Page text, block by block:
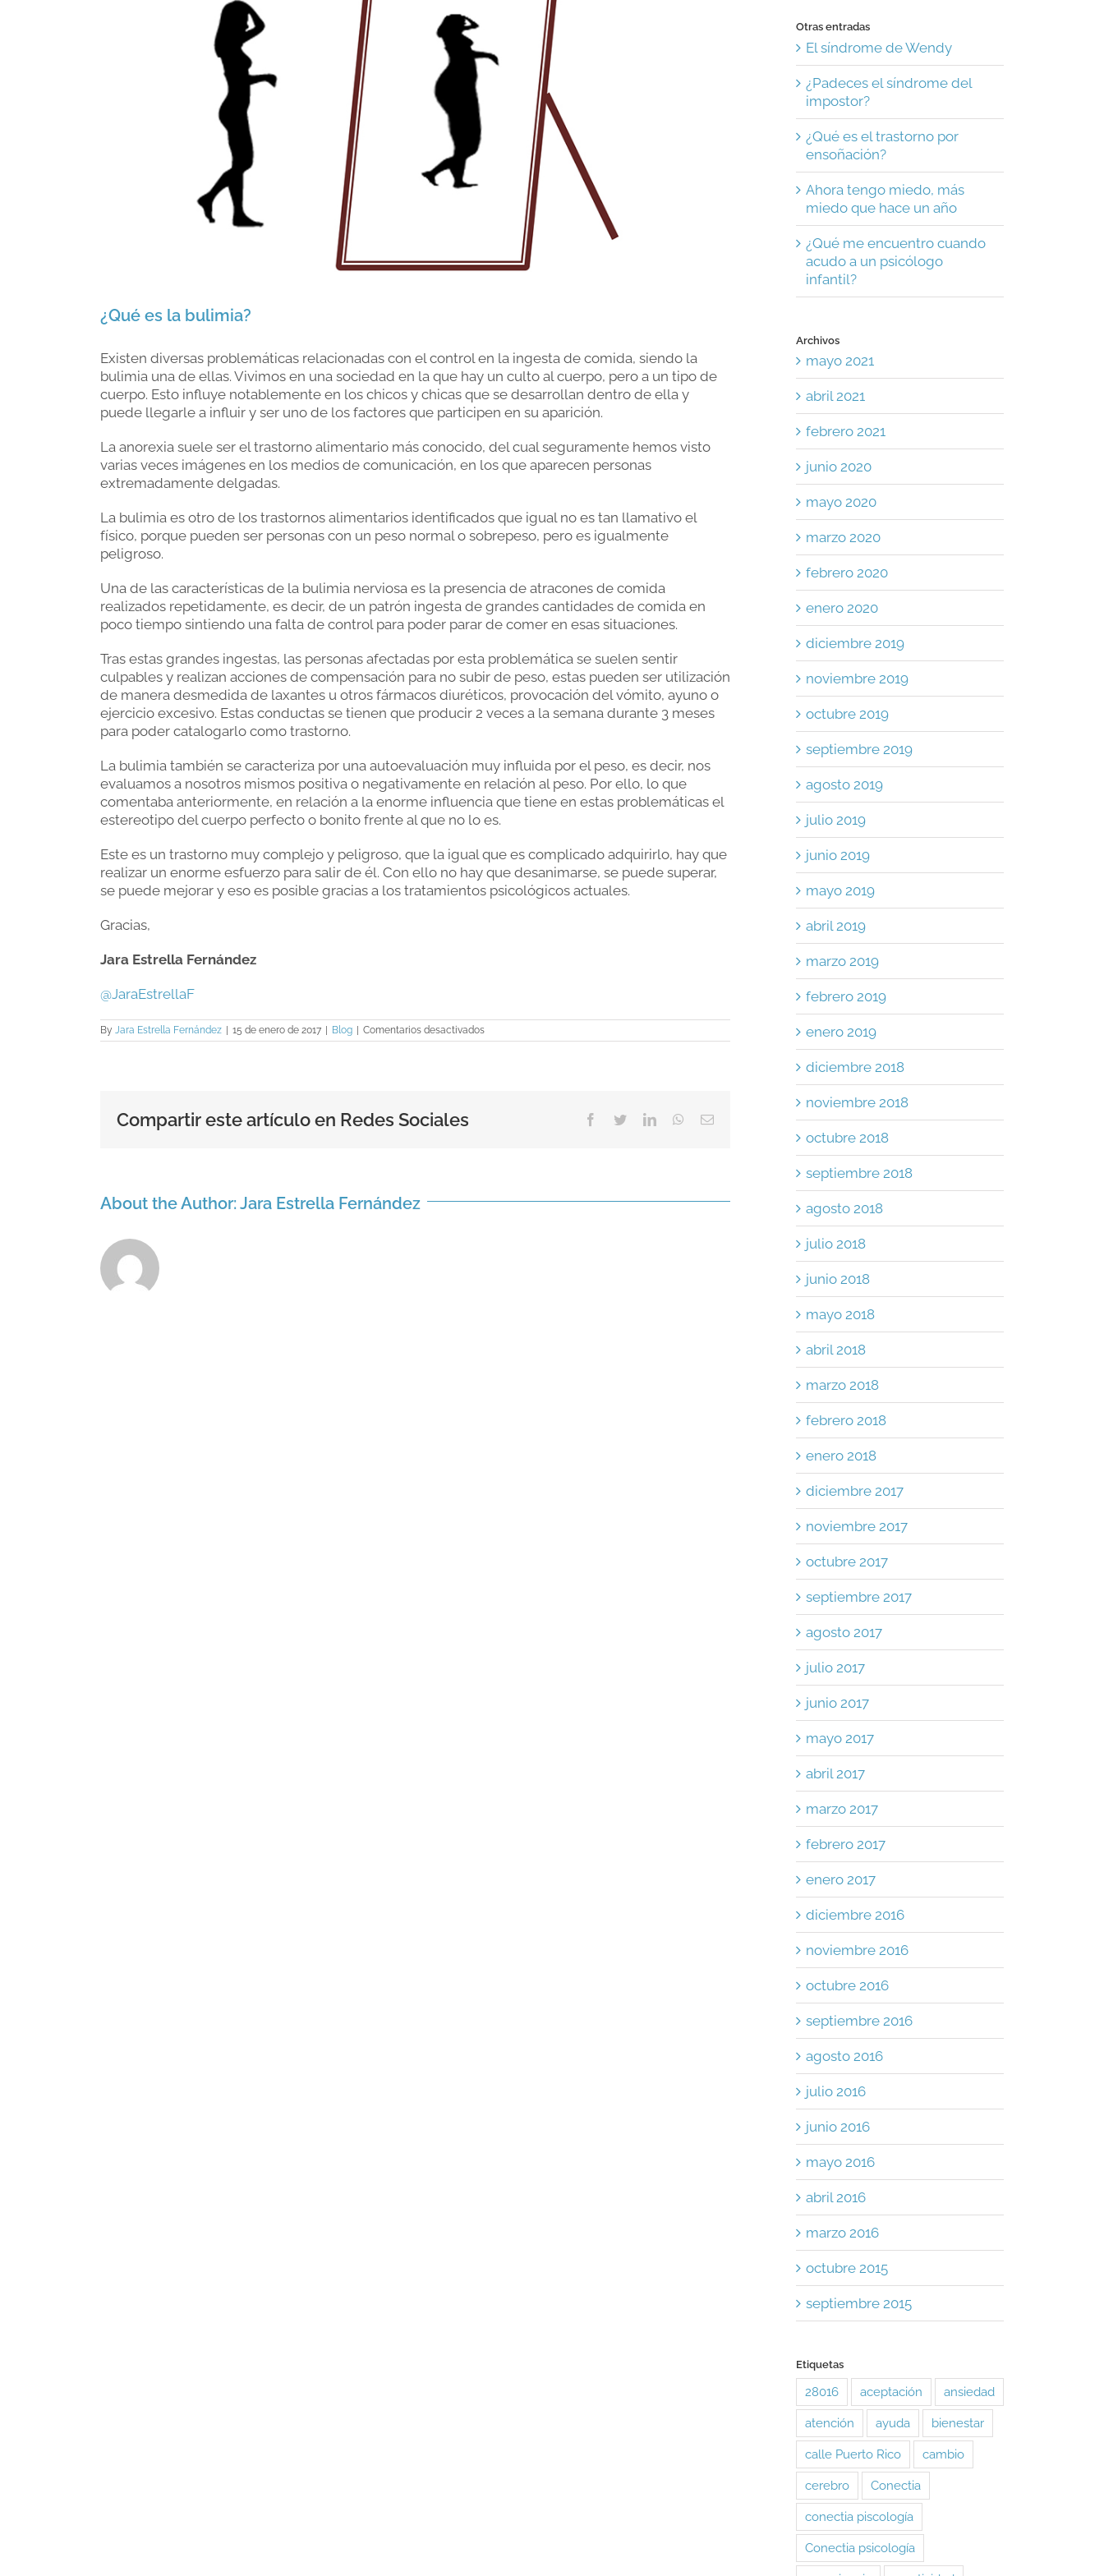
¿Qué es la bulimia?
Existen diversas problemáticas relacionadas con el control en la ingesta de comida, siendo la
bulimia una de ellas. Vivimos en una sociedad en la que hay un culto al cuerpo, pero a un tipo de
cuerpo. Esto influye notablemente en los chicos y chicas que se desarrollan dentro de ella y
puede llegarle a influir y ser uno de los factores que participen en su aparición.
La anorexia suele ser el trastorno alimentario más conocido, del cual seguramente hemos visto
varias veces imágenes en los medios de comunicación, en los que aparecen personas
extremadamente delgadas.
La bulimia es otro de los trastornos alimentarios identificados que igual no es tan llamativo el
físico, porque pueden ser personas con un peso normal o sobrepeso, pero es igualmente
peligroso.
Una de las características de la bulimia nerviosa es la presencia de atracones de comida
realizados repetidamente, es decir, de un patrón ingesta de grandes cantidades de comida en
poco tiempo sintiendo una falta de control para poder parar de comer en esas situaciones.
Tras estas grandes ingestas, las personas afectadas por esta problemática se suelen sentir
culpables y realizan acciones de compensación para no subir de peso, estas pueden ser utilización
de manera desmedida de laxantes u otros fármacos diuréticos, provocación del vómito, ayuno o
ejercicio excesivo. Estas conductas se tienen que producir 2 veces a la semana durante 3 meses
para poder catalogarlo como trastorno.
La bulimia también se caracteriza por una autoevaluación muy influida por el peso, es decir, nos
evaluamos a nosotros mismos positiva o negativamente en relación al peso. Por ello, lo que
comentaba anteriormente, en relación a la enorme influencia que tiene en estas problemáticas el
estereotipo del cuerpo perfecto o bonito frente al que no lo es.
Este es un trastorno muy complejo y peligroso, que la igual que es complicado adquirirlo, hay que
realizar un enorme esfuerzo para salir de él. Con ello no hay que desanimarse, se puede superar,
se puede mejorar y eso es posible gracias a los tratamientos psicológicos actuales.
Gracias,
Jara Estrella Fernández
@JaraEstrellaF
By Jara Estrella Fernández 15 de enero de 2017 Blog Comentarios desactivadosen
¿Qué
Compartir este artículo en Redes Sociales Facebook
TwitterLinkedInWhatsApp
Email
About the Author:Jara Estrella Fernández
Otras entradas
El síndrome de Wendy
¿Padeces el síndrome del
impostor?
¿Qué es el trastorno por
ensoñación?
Ahora tengo miedo, más
miedo que hace un año
¿Qué me encuentro cuando
acudo a un psicólogo
infantil?
Archivos
mayo 2021
abril 2021
febrero 2021
junio 2020
mayo 2020
marzo 2020
febrero 2020
enero 2020
diciembre 2019
noviembre 2019
octubre 2019
septiembre 2019
agosto 2019
julio 2019
junio 2019
mayo 2019
abril 2019
marzo 2019
febrero 2019
enero 2019
diciembre 2018
noviembre 2018
octubre 2018
septiembre 2018
agosto 2018
julio 2018
junio 2018
mayo 2018
abril 2018
marzo 2018
febrero 2018
enero 2018
diciembre 2017
noviembre 2017
octubre 2017
septiembre 2017
agosto 2017
julio 2017
junio 2017
mayo 2017
abril 2017
marzo 2017
febrero 2017
enero 2017
diciembre 2016
noviembre 2016
octubre 2016
septiembre 2016
agosto 2016
julio 2016
junio 2016
mayo 2016
abril 2016
marzo 2016
octubre 2015
septiembre 2015
Etiquetas
28016 aceptación ansiedad
atención ayuda bienestar
calle Puerto Rico cambio
cerebro Conectia
conectia piscología
Conectia psicología